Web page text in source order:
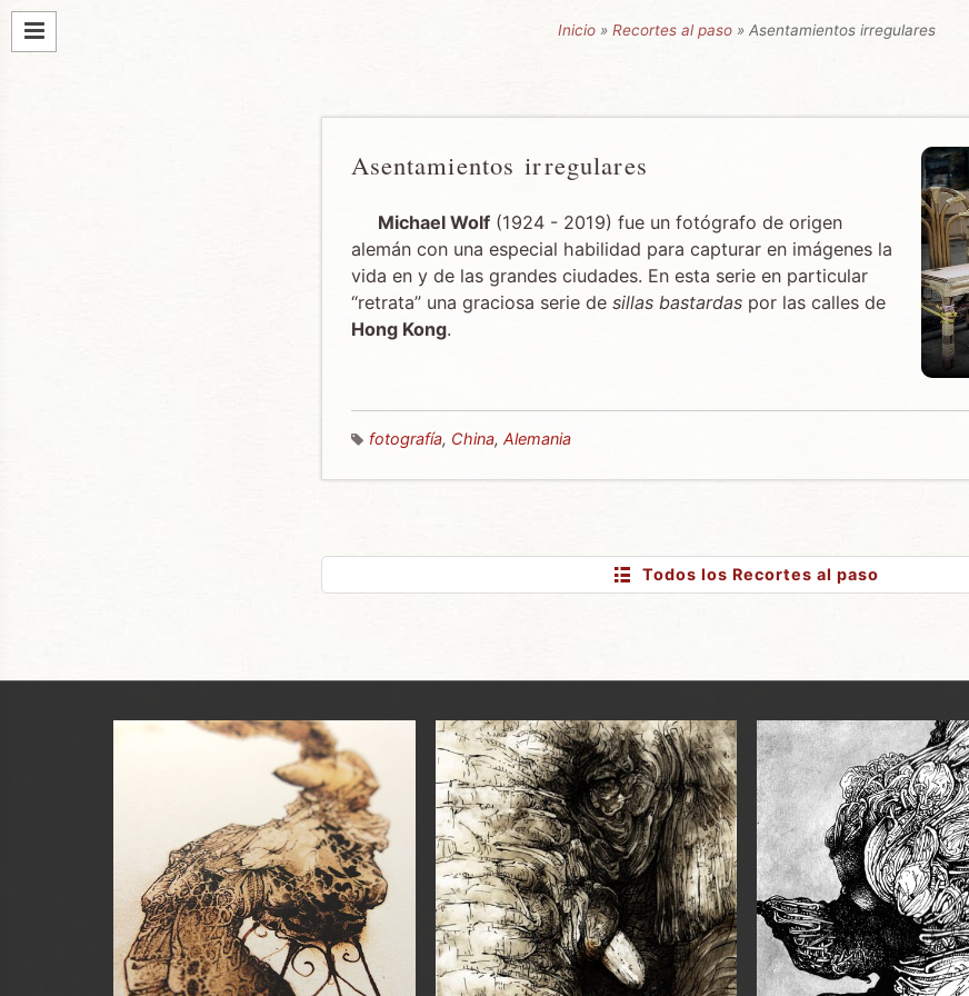
Inicio » Recortes al paso » Asentamientos irregulares
Asentamientos irregulares
Michael Wolf(1924 - 2019) fue un fotógrafo de origen
alemán con una especial habilidad para capturar en imágenes la
vida en y de las grandes ciudades. En esta serie en particular
“retrata” una graciosa serie de sillas bastardaspor las calles de
Hong Kong.
fotografía, China,Alemania
Todos los Recortes al paso